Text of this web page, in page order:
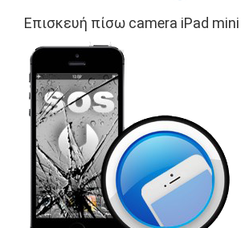
Επισκευή πίσω camera iPad mini